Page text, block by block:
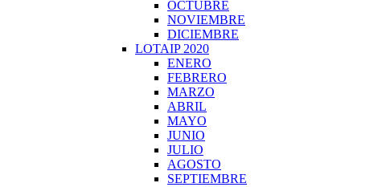
OCTUBRE
NOVIEMBRE
DICIEMBRE
LOTAIP 2020
ENERO
FEBRERO
MARZO
ABRIL
MAYO
JUNIO
JULIO
AGOSTO
SEPTIEMBRE